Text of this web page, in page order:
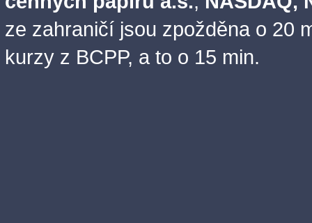
ze zahraničí jsou zpožděna o 20
kurzy z BCPP, a to o 15 min.